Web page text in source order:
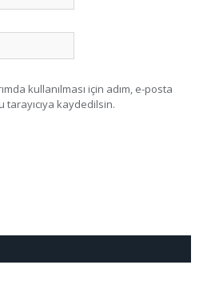
kullanılması için adım, e-posta
kaydedilsin.